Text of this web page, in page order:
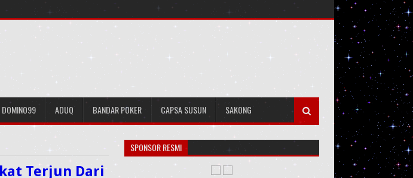
DOMINO99 ADUQ BANDAR POKER CAPSA SUSUN SAKONG
Terjun Dari
SPONSOR RESMI